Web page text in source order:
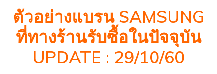
ตัวอย่างแบรน SAMSUNG
ที่ทางร้านรับซื้อในปัจจุบัน
UPDATE : 29/10/60